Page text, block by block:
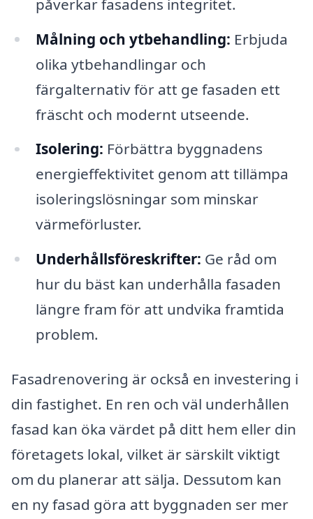
påverkar fasadens integritet.
Målning och ytbehandling: Erbjuda
olika ytbehandlingar och
färgalternativ för att ge fasaden ett
fräscht och modernt utseende.
Isolering: Förbättra byggnadens
energieffektivitet genom att tillämpa
isoleringslösningar som minskar
värmeförluster.
Underhållsföreskrifter: Ge råd om
hur du bäst kan underhålla fasaden
längre fram för att undvika framtida
problem.
Fasadrenovering är också en investering i
din fastighet. En ren och väl underhållen
fasad kan öka värdet på ditt hem eller din
företagets lokal, vilket är särskilt viktigt
om du planerar att sälja. Dessutom kan
en ny fasad göra att byggnaden ser mer